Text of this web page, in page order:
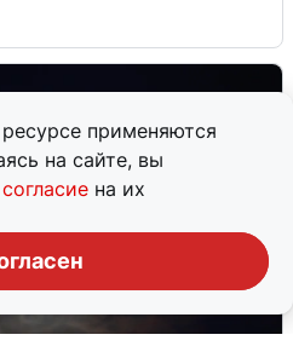
применяются
на сайте, вы
согласие на их